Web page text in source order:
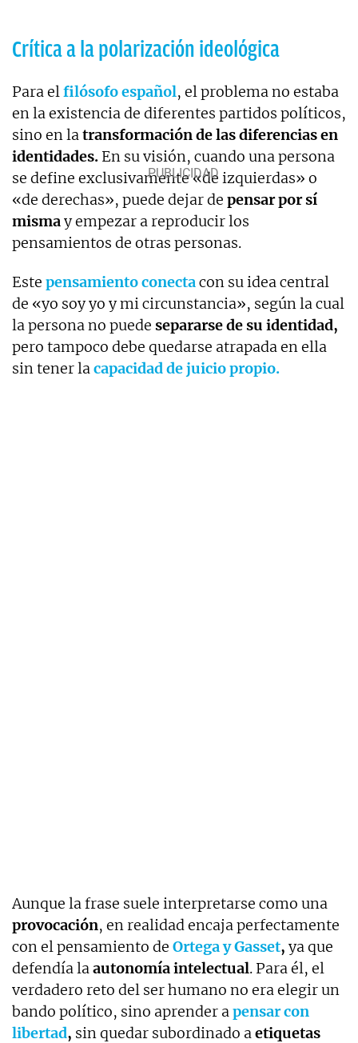
Crítica a la polarización ideológica
Para elfilósofo español, el problema no estaba
en la existencia de diferentes partidos políticos,
sino en latransformación de las diferencias en
identidades. En su visión, cuando una persona
se define exclusivamente «de izquierdas» o
«de derechas», puede dejar de pensar por sí
mismay empezar a reproducir los
pensamientos de otras personas.
Este pensamiento conectacon su idea central
de «yo soy yo y mi circunstancia», según la cual
la persona no puede separarse de su identidad,
pero tampoco debe quedarse atrapada en ella
sin tener lacapacidad de juicio propio.
Aunque la frase suele interpretarse como una
provocación, en realidad encaja perfectamente
con el pensamiento de Ortega y Gasset, ya que
defendía laautonomía intelectual. Para él, el
verdadero reto del ser humano no era elegir un
bando político, sino aprender apensar con
libertad, sin quedar subordinado aetiquetas